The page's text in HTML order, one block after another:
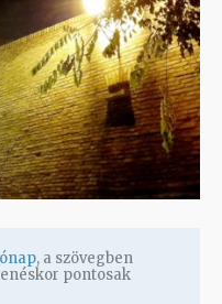
, a szövegben
pontosak